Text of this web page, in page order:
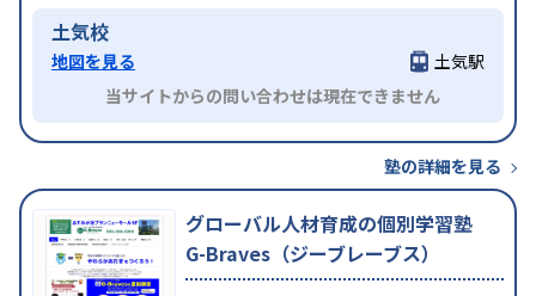
土気校
地図を見る
土気駅
当サイトからの問い合わせは現在できません
塾の詳細を見る
グローバル人材育成の個別学習塾
G-Braves（ジーブレーブス）